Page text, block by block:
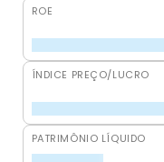
ROE
ÍNDICE PREÇO/LUCRO
PATRIMÔNIO LÍQUIDO